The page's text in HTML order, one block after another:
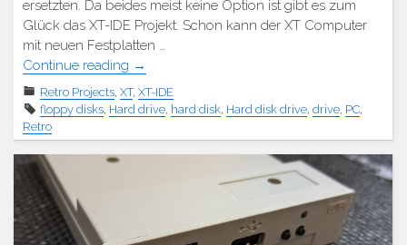
ersetzten. Da beides meist keine Option ist gibt es zum
Glück das XT-IDE Projekt. Schon kann der XT Computer
mit neuen Festplatten …
Continue reading "Retro
–
XT-
(BIOS)"
→
Retro Projects XT, XT-IDE
floppy disks Hard drive hard disk Hard disk drive drive PC
Retro